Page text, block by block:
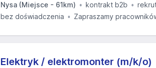
Nysa (Miejsce - 61km)
kontrakt b2b
bez doświadczenia
Zapraszamy
Elektryk / elektromonter (m/k/o)